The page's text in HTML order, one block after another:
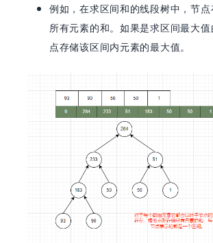
例如，在求区间和的线段树中，节
所有元素的和。如果是求区间最大
点存储该区间内元素的最大值。